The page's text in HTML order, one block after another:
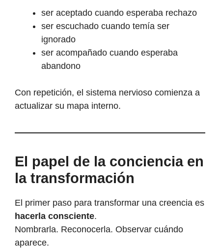
ser aceptado cuando esperaba rechazo
ser escuchado cuando temía ser
ignorado
ser acompañado cuando esperaba
abandono
Con repetición, el sistema nervioso comienza a
actualizar su mapa interno.
El papel de la conciencia en
la transformación
El primer paso para transformar una creencia es
hacerla consciente.
Nombrarla. Reconocerla. Observar cuándo
aparece.